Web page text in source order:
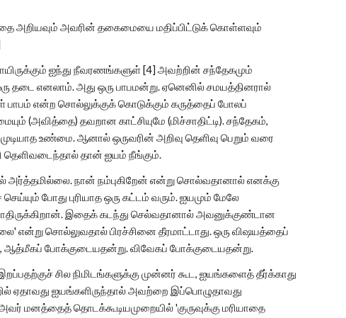
அறியவும் அவரின் தகைமையை மதிப்பிட்டுக் கொள்ளவும்
ஐந்து நீவரணங்களுள் [4] அவற்றின் சந்தேகமும்
தடை எனலாம். அது ஒரு பாபமன்று. ஏனெனில் சமயத்தினரால்
என்ற சொல்லுக்குக் கொடுக்கும் கருத்தைப் போலப்
(அவித்தை) தவறான காட்சியுமே (மிச்சாதிட்டி). சந்தேகம்,
உண்மை. ஆனால் ஒருவரின் அறிவு தெளிவு பெறும் வரை
தெளிவடைந்தால் தான் ஐயம் நீங்கும்.
அர்த்தமில்லை. நான் நம்புகிறேன் என்று சொல்வதானால் எனக்கு
போது புரியாத ஒரு கட்டம் வரும். ஐயமும் மேலே
இதைக் கடந்து செல்வதானால் அவனுக்குண்டான
என்று சொல்லுவதால் பிரச்சினை தீரமாட்டாது. ஒரு விஷயத்தைப்
ஆத்மீகப் போக்குடையதன்று. விவேகப் போக்குடையதன்று.
சில நிமிடங்களுக்கு முன்னர் கூட, ஐயங்களைத் தீர்க்காது
ஏதாவது ஐயங்களிருந்தால் அவற்றை இப்பொழுதாவது
மனத்தைத் தொடக்கூடியமுறையில் 'குருவுக்கு மரியாதை